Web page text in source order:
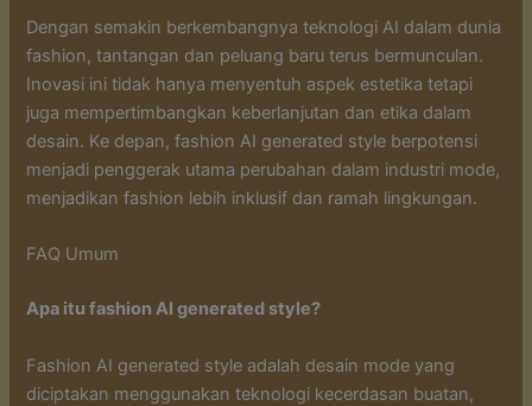
Dengan semakin berkembangnya teknologi AI dalam dunia
fashion, tantangan dan peluang baru terus bermunculan.
Inovasi ini tidak hanya menyentuh aspek estetika tetapi
juga mempertimbangkan keberlanjutan dan etika dalam
desain. Ke depan, fashion AI generated style berpotensi
menjadi penggerak utama perubahan dalam industri mode,
menjadikan fashion lebih inklusif dan ramah lingkungan.
FAQ Umum
Apa itu fashion AI generated style?
Fashion AI generated style adalah desain mode yang
diciptakan menggunakan teknologi kecerdasan buatan,